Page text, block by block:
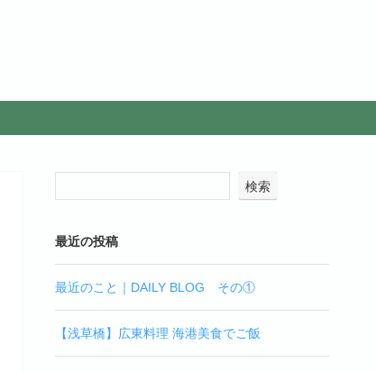
検索
最近の投稿
最近のこと｜DAILY BLOG その①
【浅草橋】広東料理 海港美食でご飯